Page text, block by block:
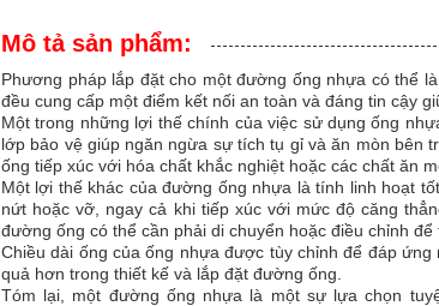
Mô tả sản phẩm:
Phương pháp lắp đặt cho một đường ống nhựa có thể
đều cung cấp một điểm kết nối an toàn và đáng tin cậy
Một trong những lợi thế chính của việc sử dụng ống
lớp bảo vệ giúp ngăn ngừa sự tích tụ gỉ và ăn mòn bên
ống tiếp xúc với hóa chất khắc nghiệt hoặc các chất ăn
Một lợi thế khác của đường ống nhựa là tính linh hoạt
nứt hoặc vỡ, ngay cả khi tiếp xúc với mức độ căng
đường ống có thể cần phải di chuyển hoặc điều chỉnh
Chiều dài ống của ống nhựa được tùy chỉnh để đáp
quả hơn trong thiết kế và lắp đặt đường ống.
Tóm lại, một đường ống nhựa là một sự lựa chọn